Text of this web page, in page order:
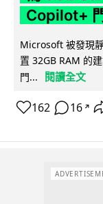
Copilot+
Microsoft 被發現
置 32GB RAM 的
門...
閱讀全文
162 16 ↗